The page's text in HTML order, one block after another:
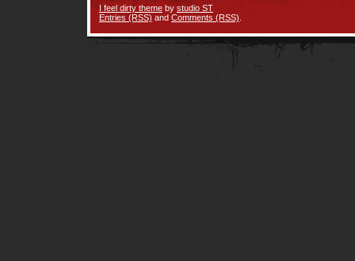
I feel dirty theme by studio ST
Entries (RSS) and Comments (RSS)